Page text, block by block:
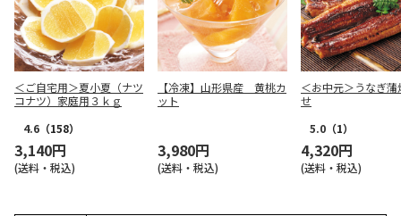
＜ご自宅用＞夏小夏（ナツ
コナツ）家庭用３ｋｇ
4.6 （158）
3,140円
(送料・税込)
【冷凍】山形県産 黄桃カ
ット
3,980円
(送料・税込)
＜お中元＞うなぎ蒲
せ
5.0 （1）
4,320円
(送料・税込)